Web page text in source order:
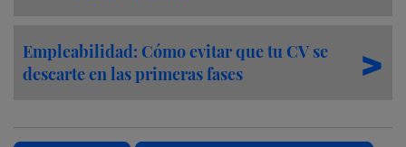
Empleabilidad: Cómo evitar que tu CV se
descarte en las primeras fases